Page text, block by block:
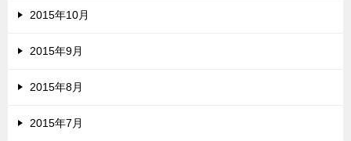
2015年10月
2015年9月
2015年8月
2015年7月